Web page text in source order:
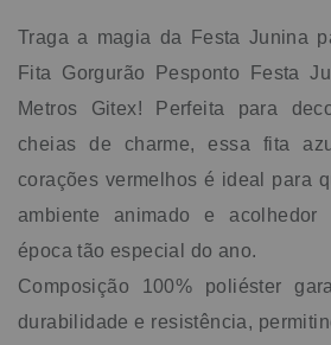
Modelo: Gorgurão Largura: 38mm
Composição: 100% Poliéster.
Traga a magia da Festa Junina
Fita Gorgurão Pesponto Festa
Metros Gitex! Perfeita para
cheias de charme, essa fita
corações vermelhos é ideal para
ambiente animado e acolhedor
época tão especial do ano.
Composição 100% poliéster
durabilidade e resistência,